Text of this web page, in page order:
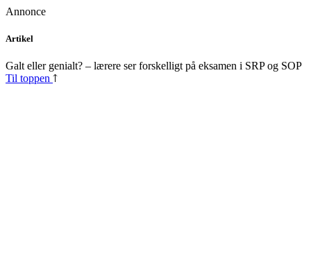
Annonce
Skip
content
Artikel
Galt eller genialt? – lærere ser forskelligt på eksamen i SRP og SOP
Til toppen